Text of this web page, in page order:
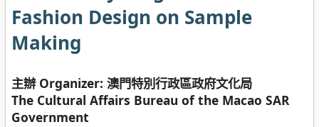
Fashion Design on Sample
Making
主辦 Organizer: 澳門特別行政區政府文化局
The Cultural Affairs Bureau of the Macao SAR
Government